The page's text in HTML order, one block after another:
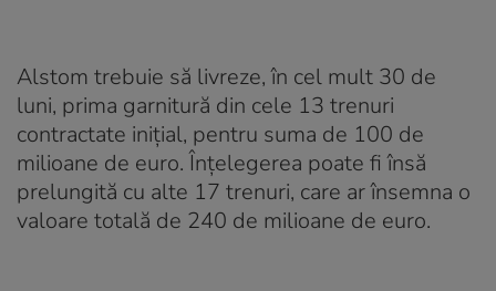
Alstom trebuie să livreze, în cel mult 30 de
luni, prima garnitură din cele 13 trenuri
contractate inițial, pentru suma de 100 de
milioane de euro. Înțelegerea poate fi însă
prelungită cu alte 17 trenuri, care ar însemna o
valoare totală de 240 de milioane de euro.